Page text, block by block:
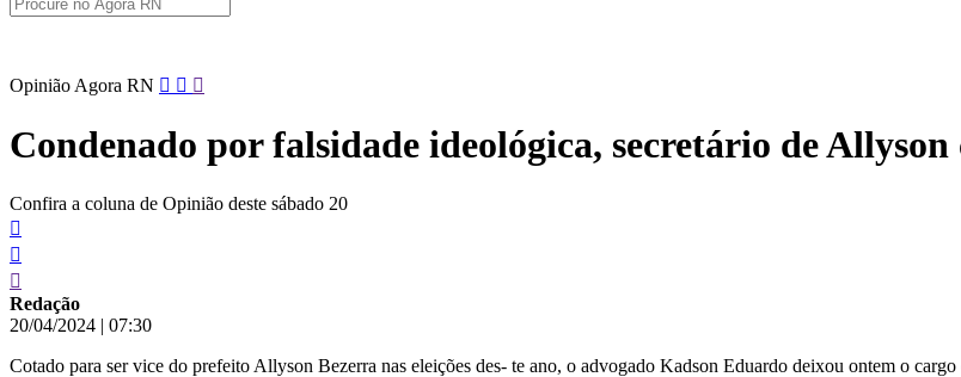
Pular
para
conteúdo
Opinião Agora RN
Condenado por falsidade ideológica, secretário de
Confira a coluna de Opinião deste sábado 20
Redação
20/04/2024 | 07:30
Cotado para ser vice do prefeito Allyson Bezerra nas eleições des- te ano, o advogado Kadson Eduardo deixou ontem o